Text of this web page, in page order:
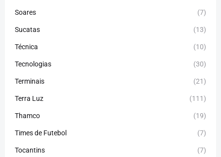
Soares (7)
Sucatas (13)
Técnica (10)
Tecnologias (30)
Terminais (21)
Terra Luz (111)
Thamco (19)
Times de Futebol (7)
Tocantins (7)